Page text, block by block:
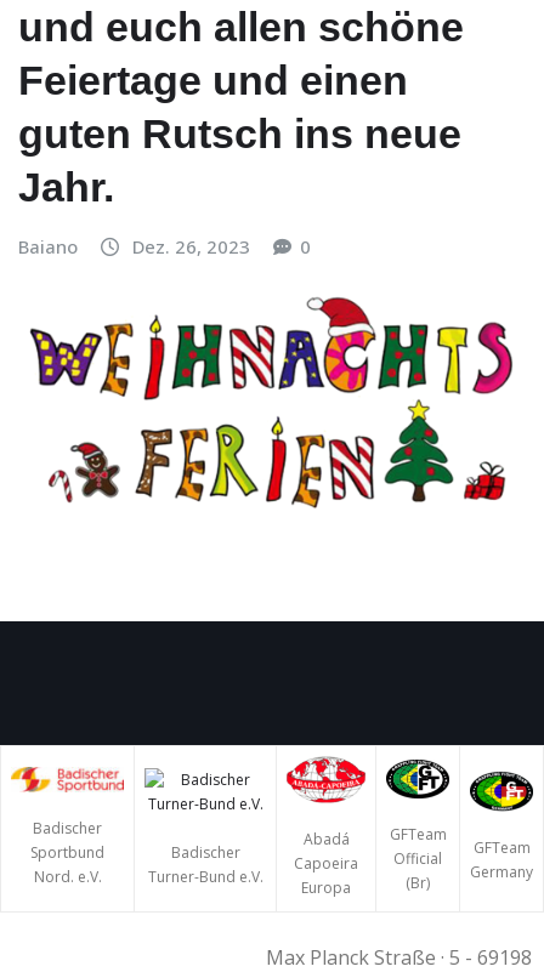
und euch allen schöne
Feiertage und einen
guten Rutsch ins neue
Jahr.
Baiano Dez. 26, 2023 0
Badischer
Sportbund
Nord. e.V.
Badischer
Turner-Bund e.V.
Abadá
Capoeira
Europa
GFTeam
Official
(Br)
GFTeam
Germany
Max Planck Straße · 5 - 69198